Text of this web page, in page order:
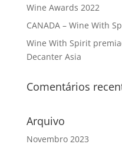
Wine Awards 2022
CANADA – Wine With
Wine With Spirit
Decanter Asia
Comentários
Arquivo
Novembro 2023